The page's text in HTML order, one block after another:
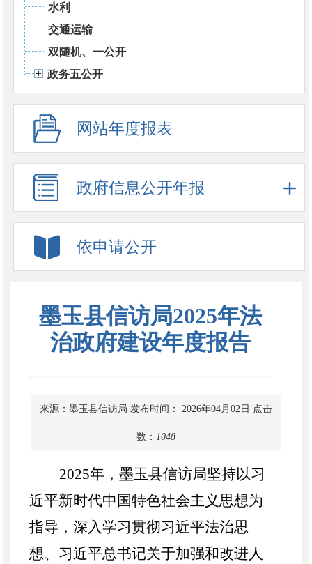
水利
交通运输
双随机、一公开
政务五公开
网站年度报表
政府信息公开年报
依申请公开
墨玉县信访局2025年法
治政府建设年度报告
来源：墨玉县信访局 发布时间： 2026年04月02日 点击
数： 1048
2025年，墨玉县信访局坚持以习
近平新时代中国特色社会主义思想为
指导，深入学习贯彻习近平法治思
想、习近平总书记关于加强和改进人